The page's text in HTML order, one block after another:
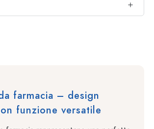
farmacia – design
funzione versatile